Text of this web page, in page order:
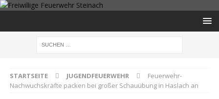
STARTSEITE JUGENDFEUERWEHR
Feuerwehr-
Nachwuchskräfte packen bei großer Schauübung in Haslach an